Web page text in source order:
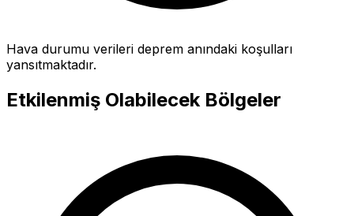
Hava durumu verileri deprem anındaki koşulları
yansıtmaktadır.
Etkilenmiş Olabilecek Bölgeler